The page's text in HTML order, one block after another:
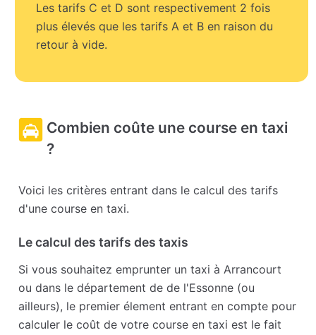
Les tarifs C et D sont respectivement 2 fois
plus élevés que les tarifs A et B en raison du
retour à vide.
Combien coûte une course en taxi
?
Voici les critères entrant dans le calcul des tarifs
d'une course en taxi.
Le calcul des tarifs des taxis
Si vous souhaitez emprunter un taxi à Arrancourt
ou dans le département de de l'Essonne (ou
ailleurs), le premier élement entrant en compte pour
calculer le coût de votre course en taxi est le fait